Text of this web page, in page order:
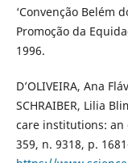
‘Convenção Belém
Promoção da
1996.
D’OLIVEIRA, Ana
SCHRAIBER, Lilia
care institutions: an
359, n. 9318, p.